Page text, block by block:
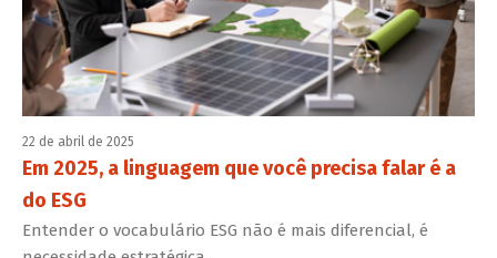
22 de abril de 2025
Em 2025, a linguagem que você precisa falar é a
do ESG
Entender o vocabulário ESG não é mais diferencial, é